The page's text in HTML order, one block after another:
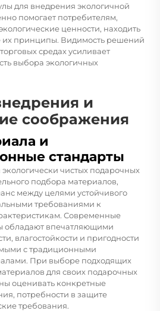
для внедрения экологичной
помогает потребителям,
ценности, находить
принципы. Видимость решений
средах усиливает
выбора экологичных
и
соображения
и
стандарты
чистых подарочных
подбора материалов,
между целями устойчивого
требованиями к
Современные
обладают впечатляющими
влагостойкости и пригодности
с традиционными
При выборе подходящих
для своих подарочных
оценивать конкретные
потребности в защите
требования.